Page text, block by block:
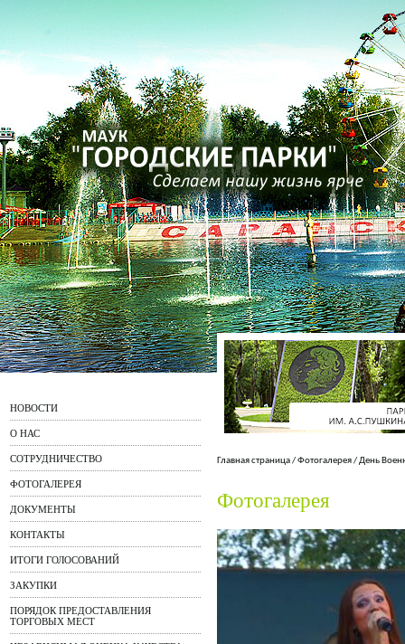
НОВОСТИ
О НАС
СОТРУДНИЧЕСТВО
ФОТОГАЛЕРЕЯ
ДОКУМЕНТЫ
КОНТАКТЫ
ИТОГИ ГОЛОСОВАНИЙ
ЗАКУПКИ
ПОРЯДОК ПРЕДОСТАВЛЕНИЯ
ТОРГОВЫХ МЕСТ
Главная страница/Фотогалерея/День
Фотогалерея